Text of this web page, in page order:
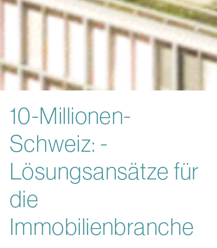
10-Millionen-
Schweiz: ­
Lösungsansätze für
die
Immobilienbranche